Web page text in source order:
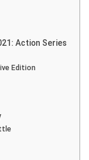
Action Series
Edition